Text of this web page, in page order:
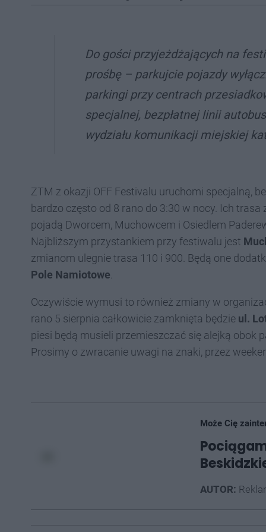
Do gości przyjeżdżających na
prośbę – parkujcie pojazdy
parkingi przy centrach
specjalnej, bezpłatnej linii
wydziału komunikacji miejskiej
ZTM z okazji OFF Festivalu uruchomi specjalną,
bardzo często od 8 rano do 3:30 w nocy. Ich
pojadą Dworcem, Muchowcem i Osiedlem
Najbliższym przystankiem przy festiwalu jest
zmianom ulegnie trasa 110 i 900. Będą one
Pole Namiotowe
Oczywiście wymusi to również zmiany w
rano 5 sierpnia całkowicie zamknięta będzie ul.
piesi będą musieli przemieszczać się alejką obok
Prosimy o zwracanie uwagi na znaki, przez
Może Cię
AUTOR: